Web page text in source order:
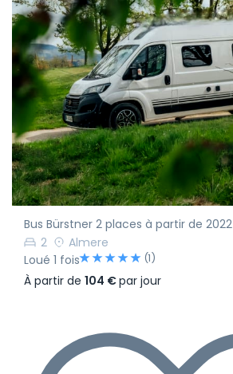
Bus Bürstner 2 places à partir de 2022
2
Almere
Loué 1 fois
(1)
À partir de 104 €par jour